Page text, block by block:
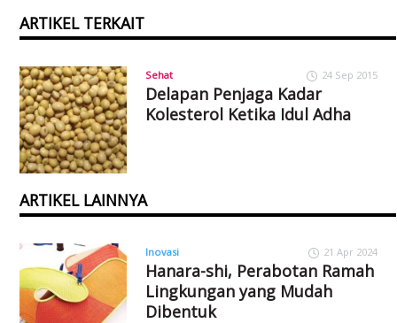
ARTIKEL TERKAIT
Sehat 24 Sep 2015
Delapan Penjaga Kadar
Kolesterol Ketika Idul Adha
ARTIKEL LAINNYA
Inovasi 21 Apr 2024
Hanara-shi, Perabotan Ramah
Lingkungan yang Mudah
Dibentuk